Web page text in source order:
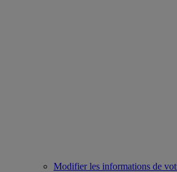
Modifier les informations de